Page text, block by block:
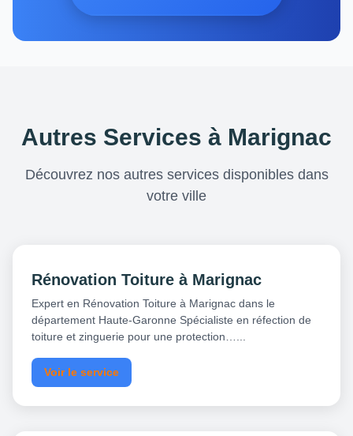
Autres Services à Marignac
Découvrez nos autres services disponibles dans
votre ville
Rénovation Toiture à Marignac
Expert en Rénovation Toiture à Marignac dans le
département Haute-Garonne Spécialiste en réfection de
toiture et zinguerie pour une protection…...
Voir le service